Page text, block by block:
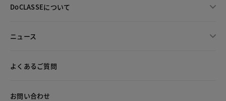
DoCLASSEについて
ニュース
よくあるご質問
お問い合わせ